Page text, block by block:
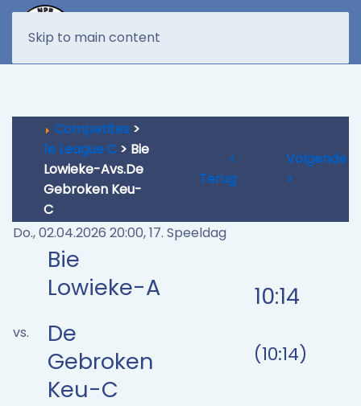
Skip to main content
Competites >
1e League C > Bie
Lowieke-Avs.De
Gebroken Keu-
C
<
Terug
Volgende
>
Do., 02.04.2026 20:00, 17. Speeldag
vs.
Bie
Lowieke-A
De
Gebroken
Keu-C
10:14
(10:14)